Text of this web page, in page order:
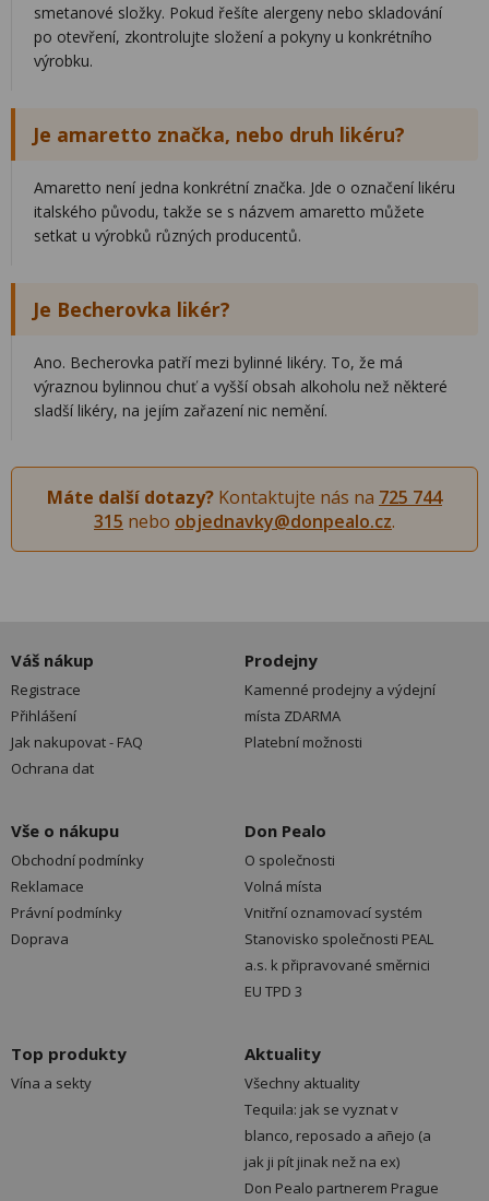
smetanové složky. Pokud řešíte alergeny nebo skladování
po otevření, zkontrolujte složení a pokyny u konkrétního
výrobku.
Je amaretto značka, nebo druh likéru?
Amaretto není jedna konkrétní značka. Jde o označení likéru
italského původu, takže se s názvem amaretto můžete
setkat u výrobků různých producentů.
Je Becherovka likér?
Ano. Becherovka patří mezi bylinné likéry. To, že má
výraznou bylinnou chuť a vyšší obsah alkoholu než některé
sladší likéry, na jejím zařazení nic nemění.
Máte další dotazy? Kontaktujte nás na 725 744
315 nebo objednavky@donpealo.cz.
Váš nákup
Registrace
Přihlášení
Jak nakupovat - FAQ
Ochrana dat
Prodejny
Kamenné prodejny a výdejní
místa ZDARMA
Platební možnosti
Vše o nákupu
Obchodní podmínky
Reklamace
Právní podmínky
Doprava
Don Pealo
O společnosti
Volná místa
Vnitřní oznamovací systém
Stanovisko společnosti PEAL
a.s. k připravované směrnici
EU TPD 3
Top produkty
Vína a sekty
Aktuality
Všechny aktuality
Tequila: jak se vyznat v
blanco, reposado a añejo (a
jak ji pít jinak než na ex)
Don Pealo partnerem Prague